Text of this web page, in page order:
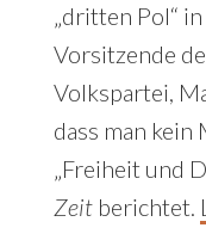
„dritten Pol“
Vorsitzende
Volkspartei,
dass man
„Freiheit und
Zeitberichtet.